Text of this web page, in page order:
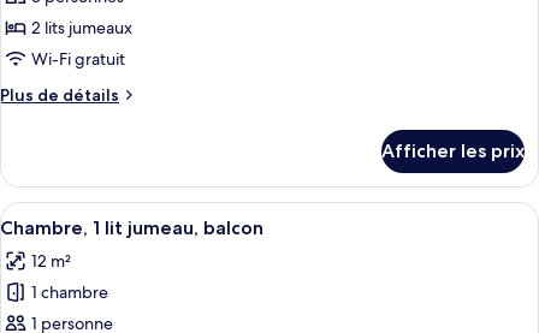
balcon
balcon
ce
type
chambre :
lits
jumeaux,
balcon
2 lits jumeaux
Wi-Fi gratuit
Plus de détails
Plus
Chambre,
lits
balcon
Afficher les prix
Afficher
toutes
les
photos
pour
Une chambre d’hôtel moderne
6
Chambre, 1 lit jumeau, balcon
12 m²
1 chambre
1 personne